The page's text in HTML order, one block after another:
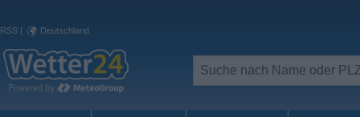
RSS | Deutschland